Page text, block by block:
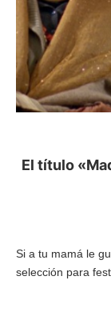
El título
Si a tu mamá le
selección para